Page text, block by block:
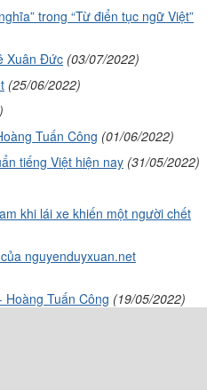
trong “Từ điển tục ngữ Việt”
Xuân Đức (03/07/2022)
(25/06/2022)
Tuấn Công (01/06/2022)
tiếng Việt hiện nay (31/05/2022)
khi lái xe khiến một người chết
nguyenduyxuan.net
Hoàng Tuấn Công (19/05/2022)